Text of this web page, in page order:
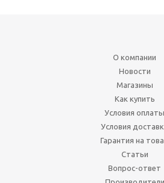
О компании
Новости
Магазины
Как купить
Условия оплаты
Условия
Гарантия на
Статьи
Вопрос-ответ